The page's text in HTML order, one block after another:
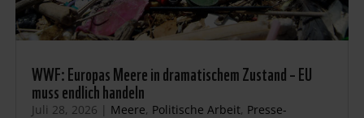
WWF: Europas Meere in dramatischem Zustand – EU
muss endlich handeln
Juli 28, 2026 | Meere, Politische Arbeit, Presse-